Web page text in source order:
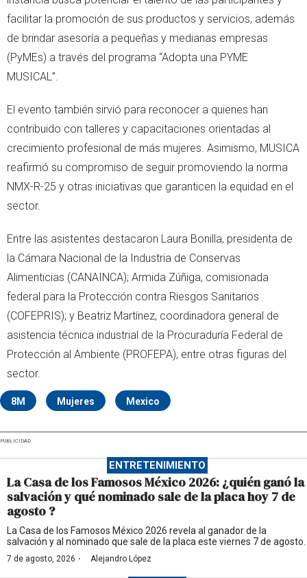
facilitar la promoción de sus productos y servicios, además
de brindar asesoría a pequeñas y medianas empresas
(PyMEs) a través del programa “Adopta una PYME
MUSICAL”.
El evento también sirvió para reconocer a quienes han
contribuido con talleres y capacitaciones orientadas al
crecimiento profesional de más mujeres. Asimismo, MUSICA
reafirmó su compromiso de seguir promoviendo la norma
NMX-R-25 y otras iniciativas que garanticen la equidad en el
sector.
Entre las asistentes destacaron Laura Bonilla, presidenta de
la Cámara Nacional de la Industria de Conservas
Alimenticias (CANAINCA); Armida Zúñiga, comisionada
federal para la Protección contra Riesgos Sanitarios
(COFEPRIS); y Beatriz Martínez, coordinadora general de
asistencia técnica industrial de la Procuraduría Federal de
Protección al Ambiente (PROFEPA), entre otras figuras del
sector.
8M Mujeres Mexico
PUBLICIDAD
ENTRETENIMIENTO
La Casa de los Famosos México 2026: ¿quién ganó la
salvación y qué nominado sale de la placa hoy 7 de
agosto ?
La Casa de los Famosos México 2026 revela al ganador de la
salvación y al nominado que sale de la placa este viernes 7 de agosto.
7 de agosto, 2026 · Alejandro López